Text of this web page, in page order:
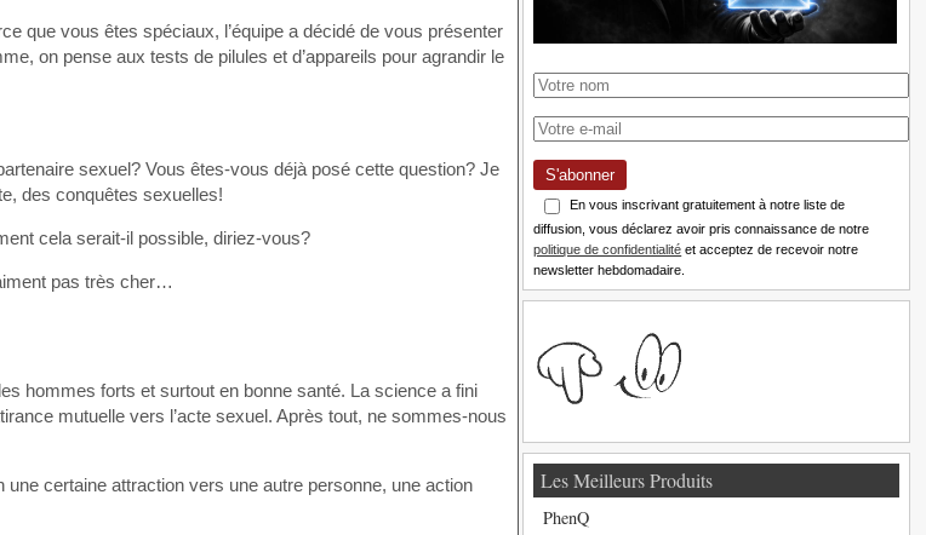
que vous êtes spéciaux, l’équipe a décidé de vous présenter
on pense aux tests de pilules et d’appareils pour agrandir le
sexuel? Vous êtes-vous déjà posé cette question? Je
des conquêtes sexuelles!
cela serait-il possible, diriez-vous?
pas très cher…
hommes forts et surtout en bonne santé. La science a fini
mutuelle vers l’acte sexuel. Après tout, ne sommes-nous
une certaine attraction vers une autre personne, une action
S'abonner
En vous inscrivant gratuitement à notre liste de
diffusion, vous déclarez avoir pris connaissance de notre
politique de confidentialité et acceptez de recevoir notre
newsletter hebdomadaire.
Les Meilleurs Produits
PhenQ